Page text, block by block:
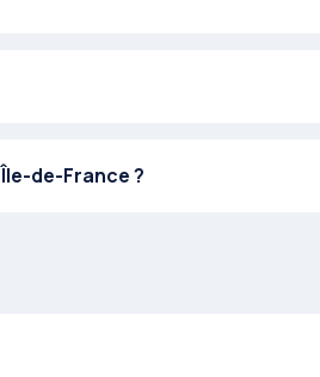
de-France ?